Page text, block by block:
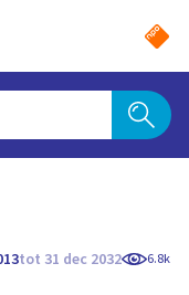
tot 31 dec 2032 6.8k